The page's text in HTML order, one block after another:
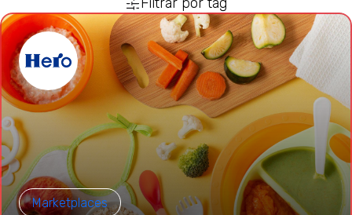
Marketplaces